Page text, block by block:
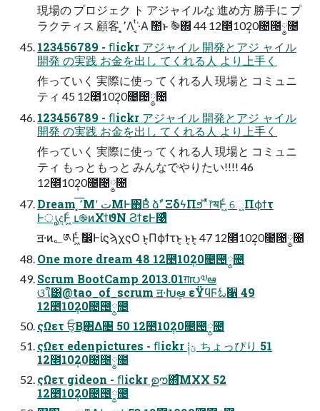
現場の プロジェク ト アジャイルな 進め方 勝手に プ
ラクティス 顧客 ͓٬Λ ͔ͭ·͑Α͏ ࣾ಺ͱ ࣾ֎΍ 44 12೥10݄20೔౔༵೔
123456789 - ﬂickr アジャイル 開発とアジ ャイル
開発 の実践 お金を出し てくれる人 より上手く
作っていく 実際に使っ てくれる人 現場と コミュニ
ティ 45 12೥10݄20೔౔༵೔
123456789 - ﬂickr アジャイル 開発とアジ ャイル
開発 の実践 お金を出し てくれる人 より上手く
作っていく 実際に使っ てくれる人 現場と コミュニ
ティ もっともっと みんなでやりたい!!!! 46
12೥10݄20೔౔༵೔
Dream ͓٬͞Μʹ تΜͰ΋Βͬͨ ձࣾʹ ΞδϟΠϧ΄͛ ͬͯ෦ॺͰ͖ͨ େ͖͍Πϕϯτ
ͰൃදͰ͖ͨ ւ֎ͷΧϯϑΝ ϨϯεͰ࿩ͤͨ
ॻ੶ͷ؂༁Ͱ͖ͨ ࣗ෼ͰίϛϡχςΟ ͱ͔Πϕϯτͱ͔ ͱ͔ͱ͔ 47 12೥10݄20೔౔༵೔
One more dream 48 12೥10݄20೔౔༵೔
Scrum BootCamp 2013.01ग़൛༧ఆ
ଓใ͸@tao_of_scrum ॻ੶Խܾఆ εΫϥϜಓۘ੡ 49
12೥10݄20೔౔༵೔
ςΩετ ਓ͔Βֶ΂Δ৔ 50 12೥10݄20೔౔༵೔
ςΩετ edenpictures - ﬂickr ༐ؾ ちょっぴり 51
12೥10݄20೔౔༵೔
ςΩετ gideon - ﬂickr ࣦഊ΋ͨ͘͞ΜXX 52
12೥10݄20೔౔༵೔